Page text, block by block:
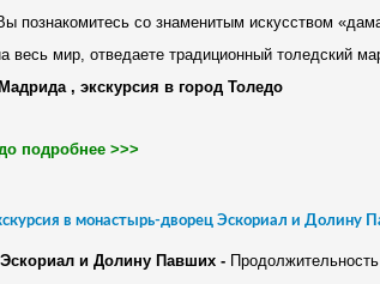
познакомитесь со знаменитым искусством
весь мир, отведаете традиционный толедский
, экскурсия в город Толедо
подробнее >>>
в монастырь-дворец Эскориал и Долину
и Долину Павших -